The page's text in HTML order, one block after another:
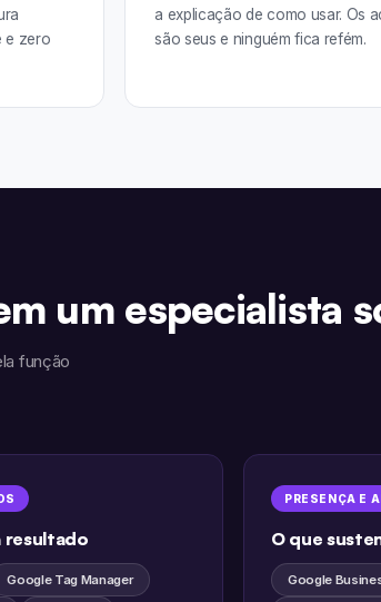
e zero
a explicação de como usar. Os
são seus e ninguém fica refém.
um especialista
função
resultado
Google Tag Manager
PRESENÇA E
O que
Google